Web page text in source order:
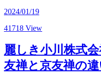
2024/01/19
41718 View
麗しき小川株式
友禅と京友禅の